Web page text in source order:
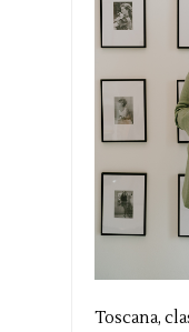
Toscana,